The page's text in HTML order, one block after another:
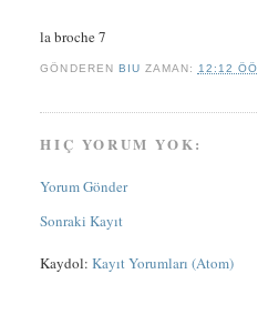
la broche 7
GÖNDEREN BIU ZAMAN: 12:12 ÖÖ
HIÇ YORUM YOK:
Yorum Gönder
Sonraki Kayıt
Kaydol:Kayıt Yorumları (Atom)